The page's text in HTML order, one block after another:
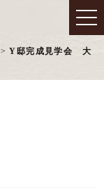
>Y邸完成見学会 大